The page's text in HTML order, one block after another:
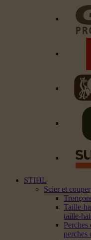
STIHL
Scier et couper
Taille-
taille-
Perches
perches